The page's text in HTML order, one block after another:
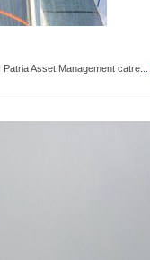
Asset Management catre...